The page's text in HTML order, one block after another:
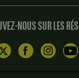
NOUS SUR LES